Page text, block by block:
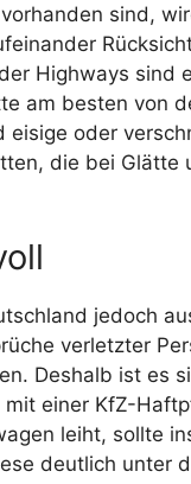
sind,
Highways sind
am besten von
oder
die bei Glätte
jedoch
verletzter
Deshalb ist es
einer KfZ-
leiht, sollte
deutlich unter